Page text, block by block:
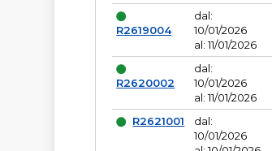
R2619004
dal:
10/01/2026
al: 11/01/2026
R2620002
dal:
10/01/2026
al: 11/01/2026
R2621001
dal:
10/01/2026